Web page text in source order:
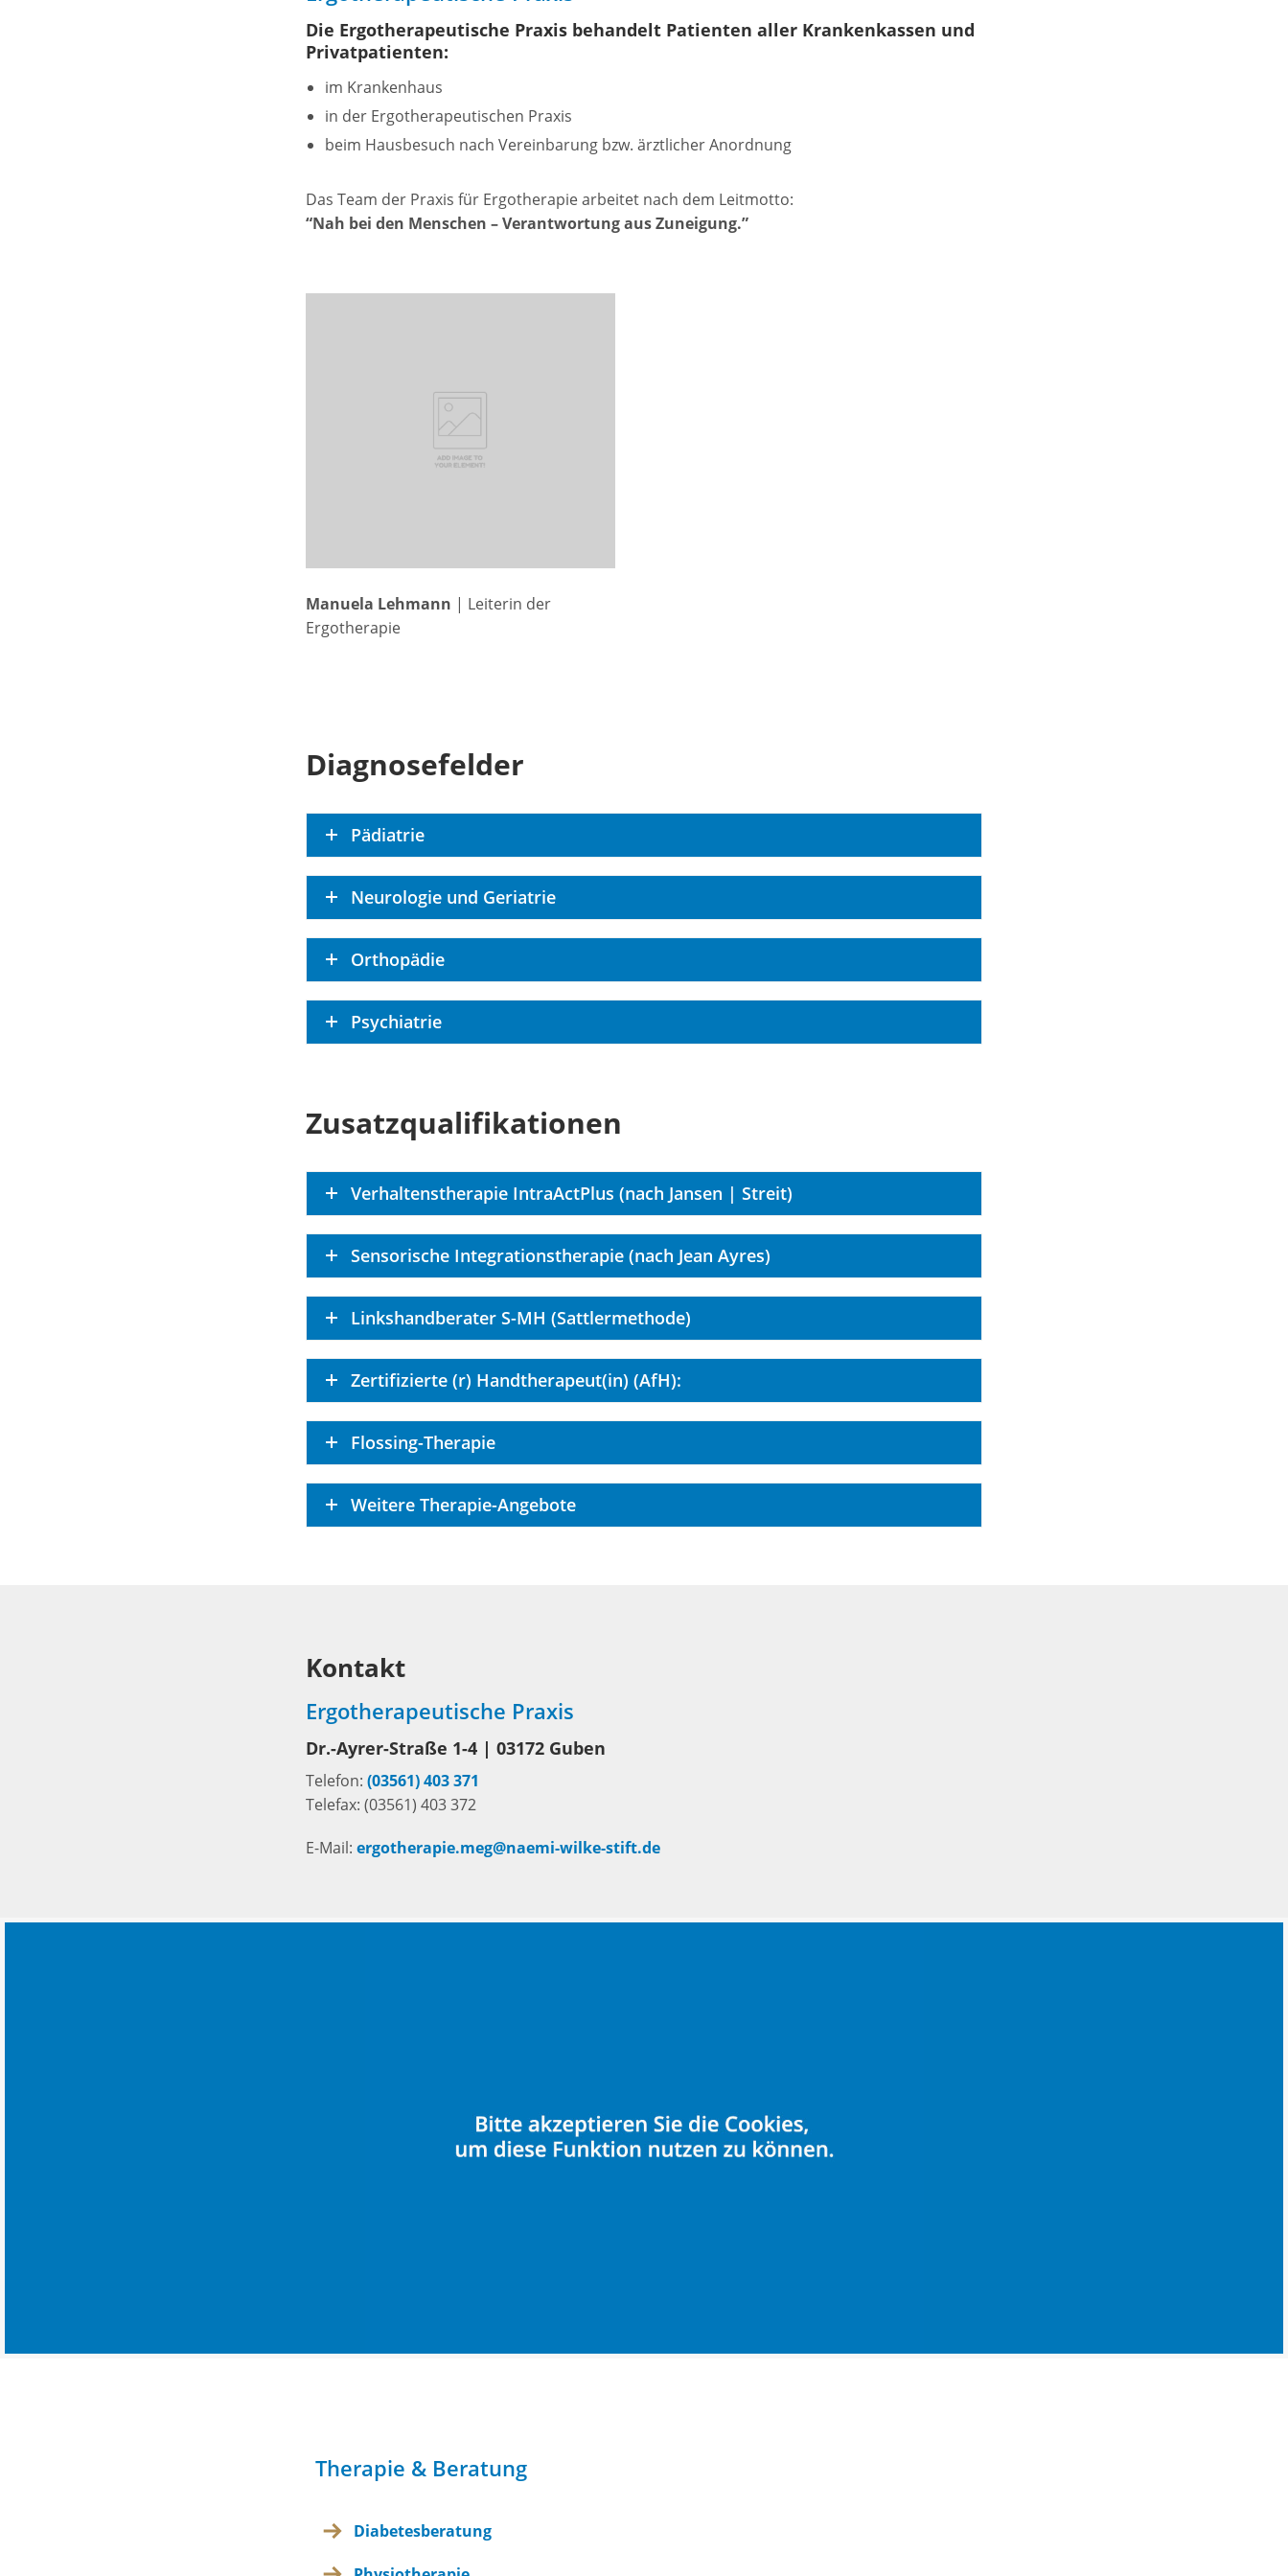
Die Ergotherapeutische Praxis behandelt Patienten aller Krankenkassen und
Privatpatienten:
im Krankenhaus
in der Ergotherapeutischen Praxis
beim Hausbesuch nach Vereinbarung bzw. ärztlicher Anordnung
Das Team der Praxis für Ergotherapie arbeitet nach dem Leitmotto:
“Nah bei den Menschen – Verantwortung aus Zuneigung.”
Manuela Lehmann | Leiterin der
Ergotherapie
Diagnosefelder
Pädiatrie
Neurologie und Geriatrie
Orthopädie
Psychiatrie
Zusatzqualifikationen
Verhaltenstherapie IntraActPlus (nach Jansen | Streit)
Sensorische Integrationstherapie (nach Jean Ayres)
Linkshandberater S-MH (Sattlermethode)
Zertifizierte (r) Handtherapeut(in) (AfH):
Flossing-Therapie
Weitere Therapie-Angebote
Kontakt
Ergotherapeutische Praxis
Dr.-Ayrer-Straße 1-4 | 03172 Guben
Telefon:(03561) 403 371
Telefax: (03561) 403 372
E-Mail:ergotherapie.meg@naemi-wilke-stift.de
Therapie & Beratung
Diabetesberatung